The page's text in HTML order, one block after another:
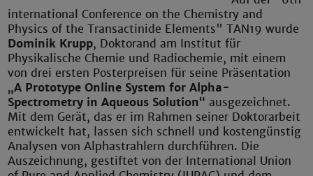
international Conference on the Chemistry and
Physics of the Transactinide Elements" TAN19 wurde
Dominik Krupp, Doktorand am Institut für
Physikalische Chemie und Radiochemie, mit einem
von drei ersten Posterpreisen für seine Präsentation
„A Prototype Online System for Alpha-
Spectrometry in Aqueous Solution“ ausgezeichnet.
Mit dem Gerät, das er im Rahmen seiner Doktorarbeit
entwickelt hat, lassen sich schnell und kostengünstig
Analysen von Alphastrahlern durchführen. Die
Auszeichnung, gestiftet von der International Union